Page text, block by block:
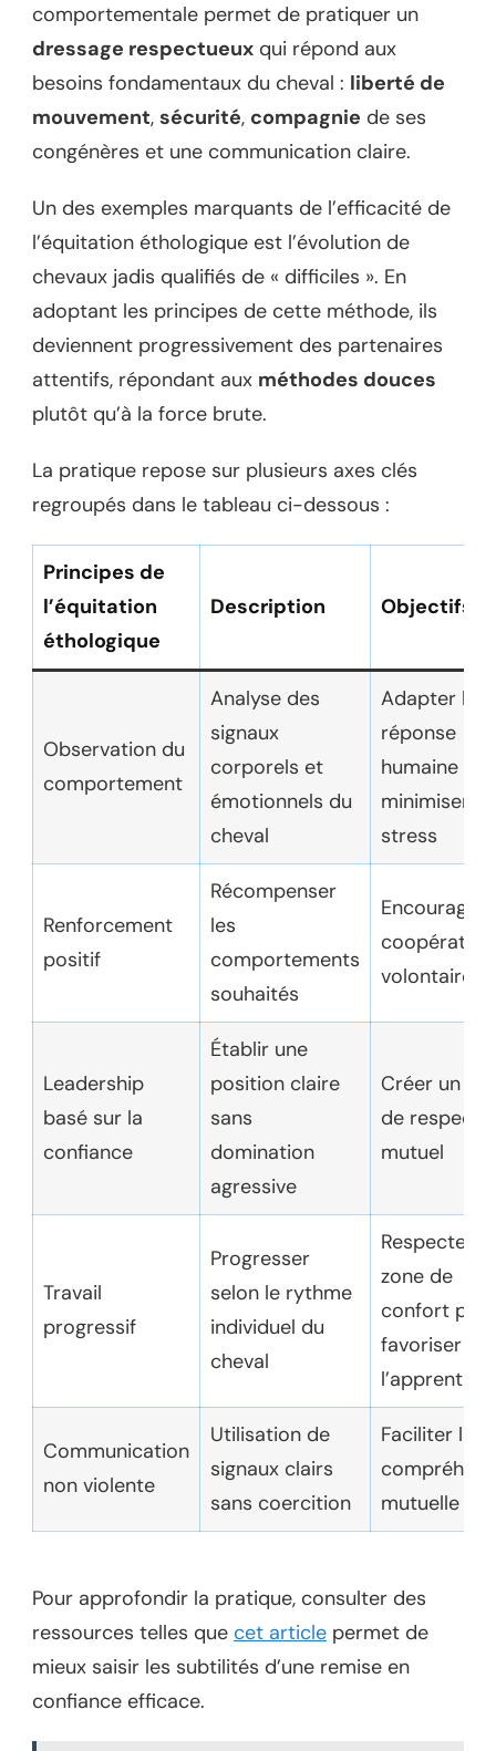
comportementale permet de pratiquer un
dressage respectueux qui répond aux
besoins fondamentaux du cheval : liberté de
mouvement, sécurité, compagnie de ses
congénères et une communication claire.
Un des exemples marquants de l’efficacité de
l’équitation éthologique est l’évolution de
chevaux jadis qualifiés de « difficiles ». En
adoptant les principes de cette méthode, ils
deviennent progressivement des partenaires
attentifs, répondant aux méthodes douces
plutôt qu’à la force brute.
La pratique repose sur plusieurs axes clés
regroupés dans le tableau ci-dessous :
Principes de
l’équitation
éthologique
Description Objectifs
Observation du
comportement
Analyse des
signaux
corporels et
émotionnels du
cheval
Adapter la
réponse
humaine
minimiser le
stress
Renforcement
positif
Récompenser
les
comportements
souhaités
Encourager
coopération
volontaire
Leadership
basé sur la
confiance
Établir une
position claire
sans
domination
agressive
Créer un
de respect
mutuel
Travail
progressif
Progresser
selon le rythme
individuel du
cheval
Respecter la
zone de
confort
favoriser
Communication
non violente
Utilisation de
signaux clairs
sans coercition
Faciliter la
mutuelle
Pour approfondir la pratique, consulter des
ressources telles que cet article permet de
mieux saisir les subtilités d’une remise en
confiance efficace.